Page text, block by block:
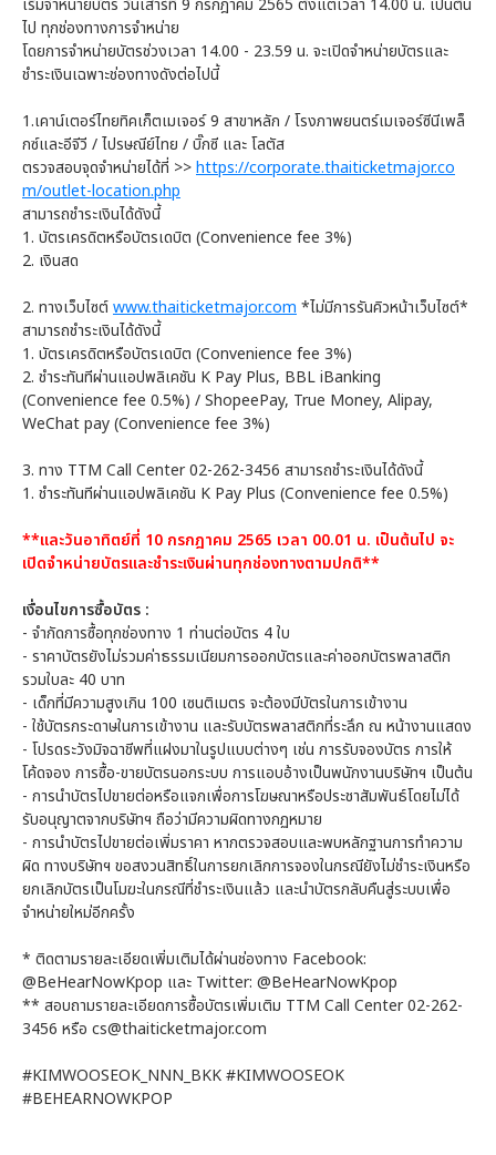
เริ่มจำหน่ายบัตร วันเสาร์ที่ 9 กรกฎาคม 2565 ตั้งแต่เวลา 14.00 น. เป็นต้น
ไป ทุกช่องทางการจำหน่าย
โดยการจำหน่ายบัตรช่วงเวลา 14.00 - 23.59 น. จะเปิดจำหน่ายบัตรและ
ชำระเงินเฉพาะช่องทางดังต่อไปนี้
1.เคาน์เตอร์ไทยทิคเก็ตเมเจอร์ 9 สาขาหลัก / โรงภาพยนตร์เมเจอร์ซีนีเพล็
กซ์และอีจีวี / ไปรษณีย์ไทย / บิ๊กซี และ โลตัส
ตรวจสอบจุดจำหน่ายได้ที่ >>https://corporate.thaiticketmajor.co
m/outlet-location.php
สามารถชำระเงินได้ดังนี้
1. บัตรเครดิตหรือบัตรเดบิต (Convenience fee 3%)
2. เงินสด
2. ทางเว็บไซต์www.thaiticketmajor.com*ไม่มีการรันคิวหน้าเว็บไซต์*
สามารถชำระเงินได้ดังนี้
1. บัตรเครดิตหรือบัตรเดบิต (Convenience fee 3%)
2. ชำระทันทีผ่านแอปพลิเคชัน K Pay Plus, BBL iBanking
(Convenience fee 0.5%) / ShopeePay, True Money, Alipay,
WeChat pay (Convenience fee 3%)
3. ทาง TTM Call Center 02-262-3456 สามารถชำระเงินได้ดังนี้
1. ชำระทันทีผ่านแอปพลิเคชัน K Pay Plus (Convenience fee 0.5%)
**และวันอาทิตย์ที่ 10 กรกฎาคม 2565 เวลา 00.01 น. เป็นต้นไป จะ
เปิดจำหน่ายบัตรและชำระเงินผ่านทุกช่องทางตามปกติ**
เงื่อนไขการซื้อบัตร :
- จำกัดการซื้อทุกช่องทาง 1 ท่านต่อบัตร 4 ใบ
- ราคาบัตรยังไม่รวมค่าธรรมเนียมการออกบัตรและค่าออกบัตรพลาสติก
รวมใบละ 40 บาท
- เด็กที่มีความสูงเกิน 100 เซนติเมตร จะต้องมีบัตรในการเข้างาน
- ใช้บัตรกระดาษในการเข้างาน และรับบัตรพลาสติกที่ระลึก ณ หน้างานแสดง
- โปรดระวังมิจฉาชีพที่แฝงมาในรูปแบบต่างๆ เช่น การรับจองบัตร การให้
โค้ดจอง การซื้อ-ขายบัตรนอกระบบ การแอบอ้างเป็นพนักงานบริษัทฯ เป็นต้น
- การนำบัตรไปขายต่อหรือแจกเพื่อการโฆษณาหรือประชาสัมพันธ์โดยไม่ได้
รับอนุญาตจากบริษัทฯ ถือว่ามีความผิดทางกฏหมาย
- การนำบัตรไปขายต่อเพิ่มราคา หากตรวจสอบและพบหลักฐานการทำความ
ผิด ทางบริษัทฯ ขอสงวนสิทธิ์ในการยกเลิกการจองในกรณียังไม่ชำระเงินหรือ
ยกเลิกบัตรเป็นโมฆะในกรณีที่ชำระเงินแล้ว และนำบัตรกลับคืนสู่ระบบเพื่อ
จำหน่ายใหม่อีกครั้ง
* ติดตามรายละเอียดเพิ่มเติมได้ผ่านช่องทาง Facebook:
@BeHearNowKpop และ Twitter: @BeHearNowKpop
** สอบถามรายละเอียดการซื้อบัตรเพิ่มเติม TTM Call Center 02-262-
3456 หรือ cs@thaiticketmajor.com
#KIMWOOSEOK_NNN_BKK #KIMWOOSEOK
#BEHEARNOWKPOP